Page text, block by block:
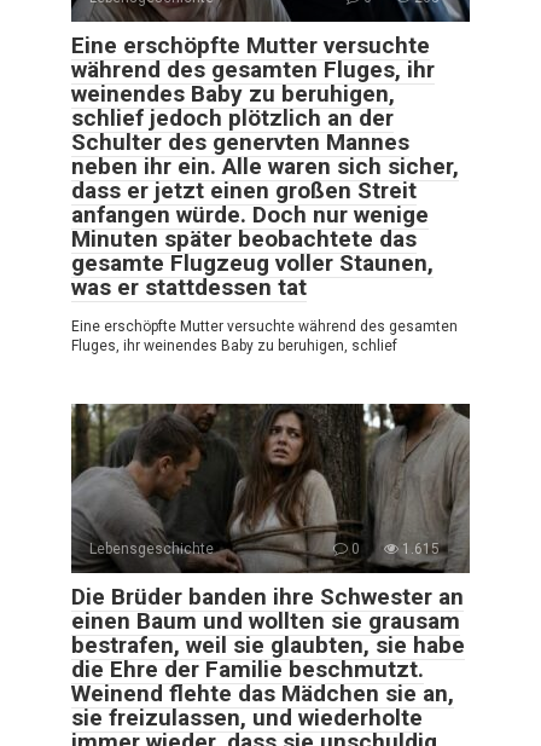
Eine erschöpfte Mutter versuchte
während des gesamten Fluges, ihr
weinendes Baby zu beruhigen,
schlief jedoch plötzlich an der
Schulter des genervten Mannes
neben ihr ein. Alle waren sich sicher,
dass er jetzt einen großen Streit
anfangen würde. Doch nur wenige
Minuten später beobachtete das
gesamte Flugzeug voller Staunen,
was er stattdessen tat
Eine erschöpfte Mutter versuchte während des gesamten
Fluges, ihr weinendes Baby zu beruhigen, schlief
Lebensgeschichte 0 1.615
Die Brüder banden ihre Schwester an
einen Baum und wollten sie grausam
bestrafen, weil sie glaubten, sie habe
die Ehre der Familie beschmutzt.
Weinend flehte das Mädchen sie an,
sie freizulassen, und wiederholte